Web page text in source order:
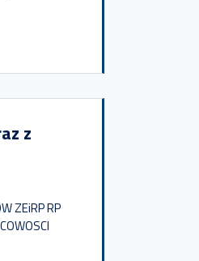
z
ZEiRP RP